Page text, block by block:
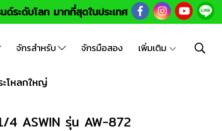
ระดับโลก มากที่สุดในประเทศ
จักรสำหรับ จักรมือสอง เพิ่มเติม
ะโหลกใหญ่
4 ASWIN รุ่น AW-872